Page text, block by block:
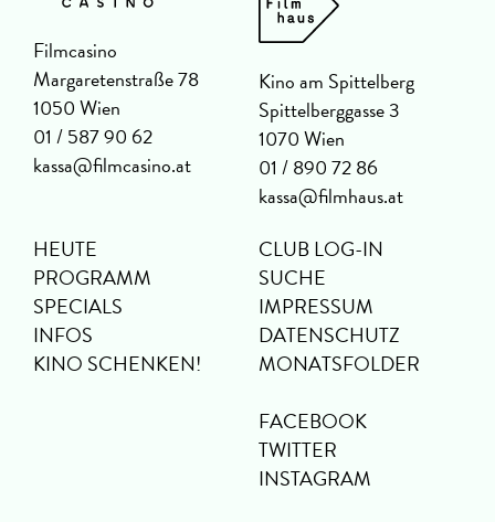
Filmcasino
Margaretenstraße 78
1050 Wien
01 / 587 90 62
kassa@filmcasino.at
Kino am Spittelberg
Spittelberggasse 3
1070 Wien
01 / 890 72 86
kassa@filmhaus.at
HEUTE
PROGRAMM
SPECIALS
INFOS
KINO SCHENKEN!
CLUB LOG-IN
SUCHE
IMPRESSUM
DATENSCHUTZ
MONATSFOLDER
FACEBOOK
TWITTER
INSTAGRAM